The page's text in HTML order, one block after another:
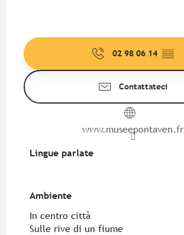
02 98 06 14 ▒▒
Contattateci
www.museepontaven.fr
Lingue parlate
Lingue parlate
Ambiente
Ambiente
In centro città
Sulle rive di un fiume